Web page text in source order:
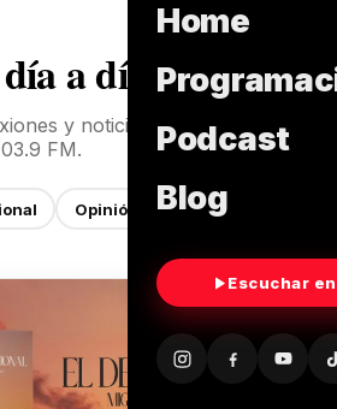
Home
Podcast
Blog
Escuchar
a día
y noticias para tu familia,
FM.
Opinión